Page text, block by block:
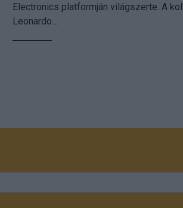
Electronics platformján világszerte. A
Leonardo...